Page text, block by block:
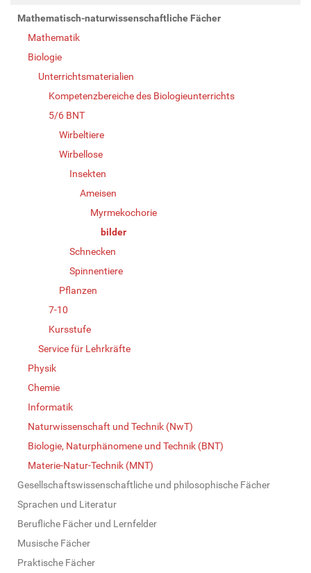
Mathematisch-naturwissenschaftliche Fächer
Mathematik
Biologie
Unterrichtsmaterialien
Kompetenzbereiche des Biologieunterrichts
5/6 BNT
Wirbeltiere
Wirbellose
Insekten
Ameisen
Myrmekochorie
bilder
Schnecken
Spinnentiere
Pflanzen
7-10
Kursstufe
Service für Lehrkräfte
Physik
Chemie
Informatik
Naturwissenschaft und Technik (NwT)
Biologie, Naturphänomene und Technik (BNT)
Materie-Natur-Technik (MNT)
Gesellschaftswissenschaftliche und philosophische Fächer
Sprachen und Literatur
Berufliche Fächer und Lernfelder
Musische Fächer
Praktische Fächer